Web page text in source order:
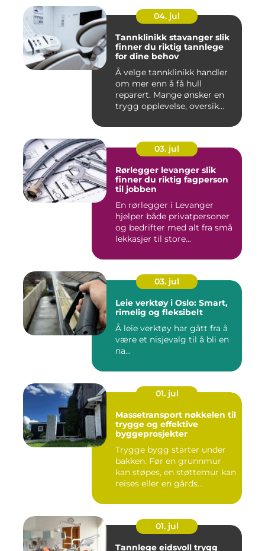
04. jul
Tannklinikk stavanger slik
finner du riktig tannlege
for dine behov
Å velge tannklinikk handler
om mer enn å få hull
reparert. Mange ønsker en
trygg opplevelse, oversik...
03. jul
Rørlegger levanger slik
finner du riktig fagperson
til jobben
En rørlegger i Levanger
hjelper både privatpersoner
og bedrifter med alt fra små
lekkasjer til store...
03. jul
Leie verktøy i Oslo: Smart,
rimelig og fleksibelt
Å leie verktøy har gått fra å
være et nisjevalg til å bli en
na...
01. jul
Massetransport nøkkelen til
trygge og effektive
byggeprosjekter
Trygge bygg starter under
bakken. Før en grunnmur
kan støpes, en støttemur kan
reises eller en gårds...
01. jul
Tannlege eidsvoll trygg